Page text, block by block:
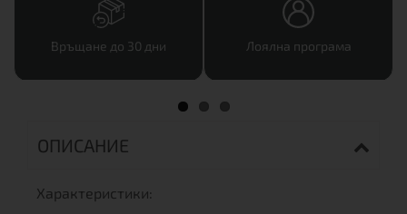
Връщане до 30 дни Лоялна програма
ОПИСАНИЕ
Характеристики: